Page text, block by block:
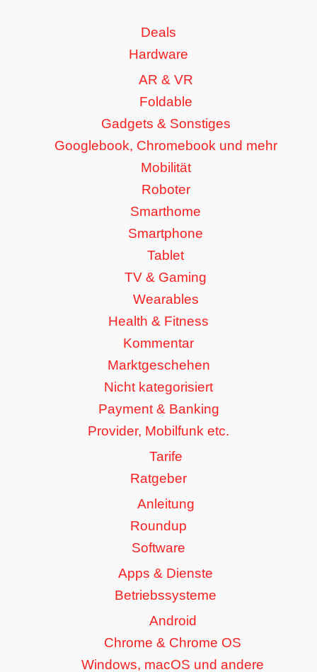
Deals
Hardware
AR & VR
Foldable
Gadgets & Sonstiges
Googlebook, Chromebook und mehr
Mobilität
Roboter
Smarthome
Smartphone
Tablet
TV & Gaming
Wearables
Health & Fitness
Kommentar
Marktgeschehen
Nicht kategorisiert
Payment & Banking
Provider, Mobilfunk etc.
Tarife
Ratgeber
Anleitung
Roundup
Software
Apps & Dienste
Betriebssysteme
Android
Chrome & Chrome OS
Windows, macOS und andere